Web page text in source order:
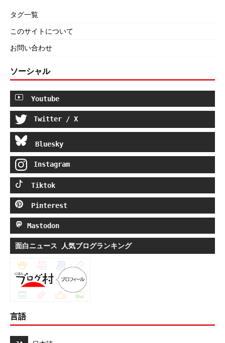
タグ一覧
このサイトについて
お問い合わせ
ソーシャル
Youtube
Twitter / X
Bluesky
Instagram
Tiktok
Pinterest
Mastodon
面白ニュース 人気ブログランキング
言語